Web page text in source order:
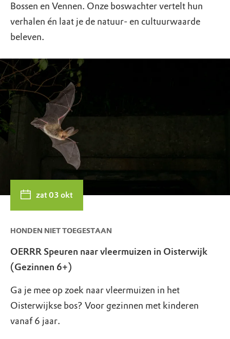
Bossen en Vennen. Onze boswachter vertelt hun
verhalen én laat je de natuur- en cultuurwaarde
beleven.
zat 03 okt
HONDEN NIET TOEGESTAAN
OERRR Speuren naar vleermuizen in Oisterwijk
(Gezinnen 6+)
Ga je mee op zoek naar vleermuizen in het
Oisterwijkse bos? Voor gezinnen met kinderen
vanaf 6 jaar.